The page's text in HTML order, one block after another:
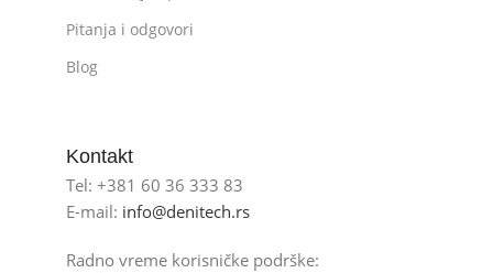
Pitanja i odgovori
Blog
Kontakt
Tel: +381 60 36 333 83
E-mail: info@denitech.rs
Radno vreme korisničke podrške: